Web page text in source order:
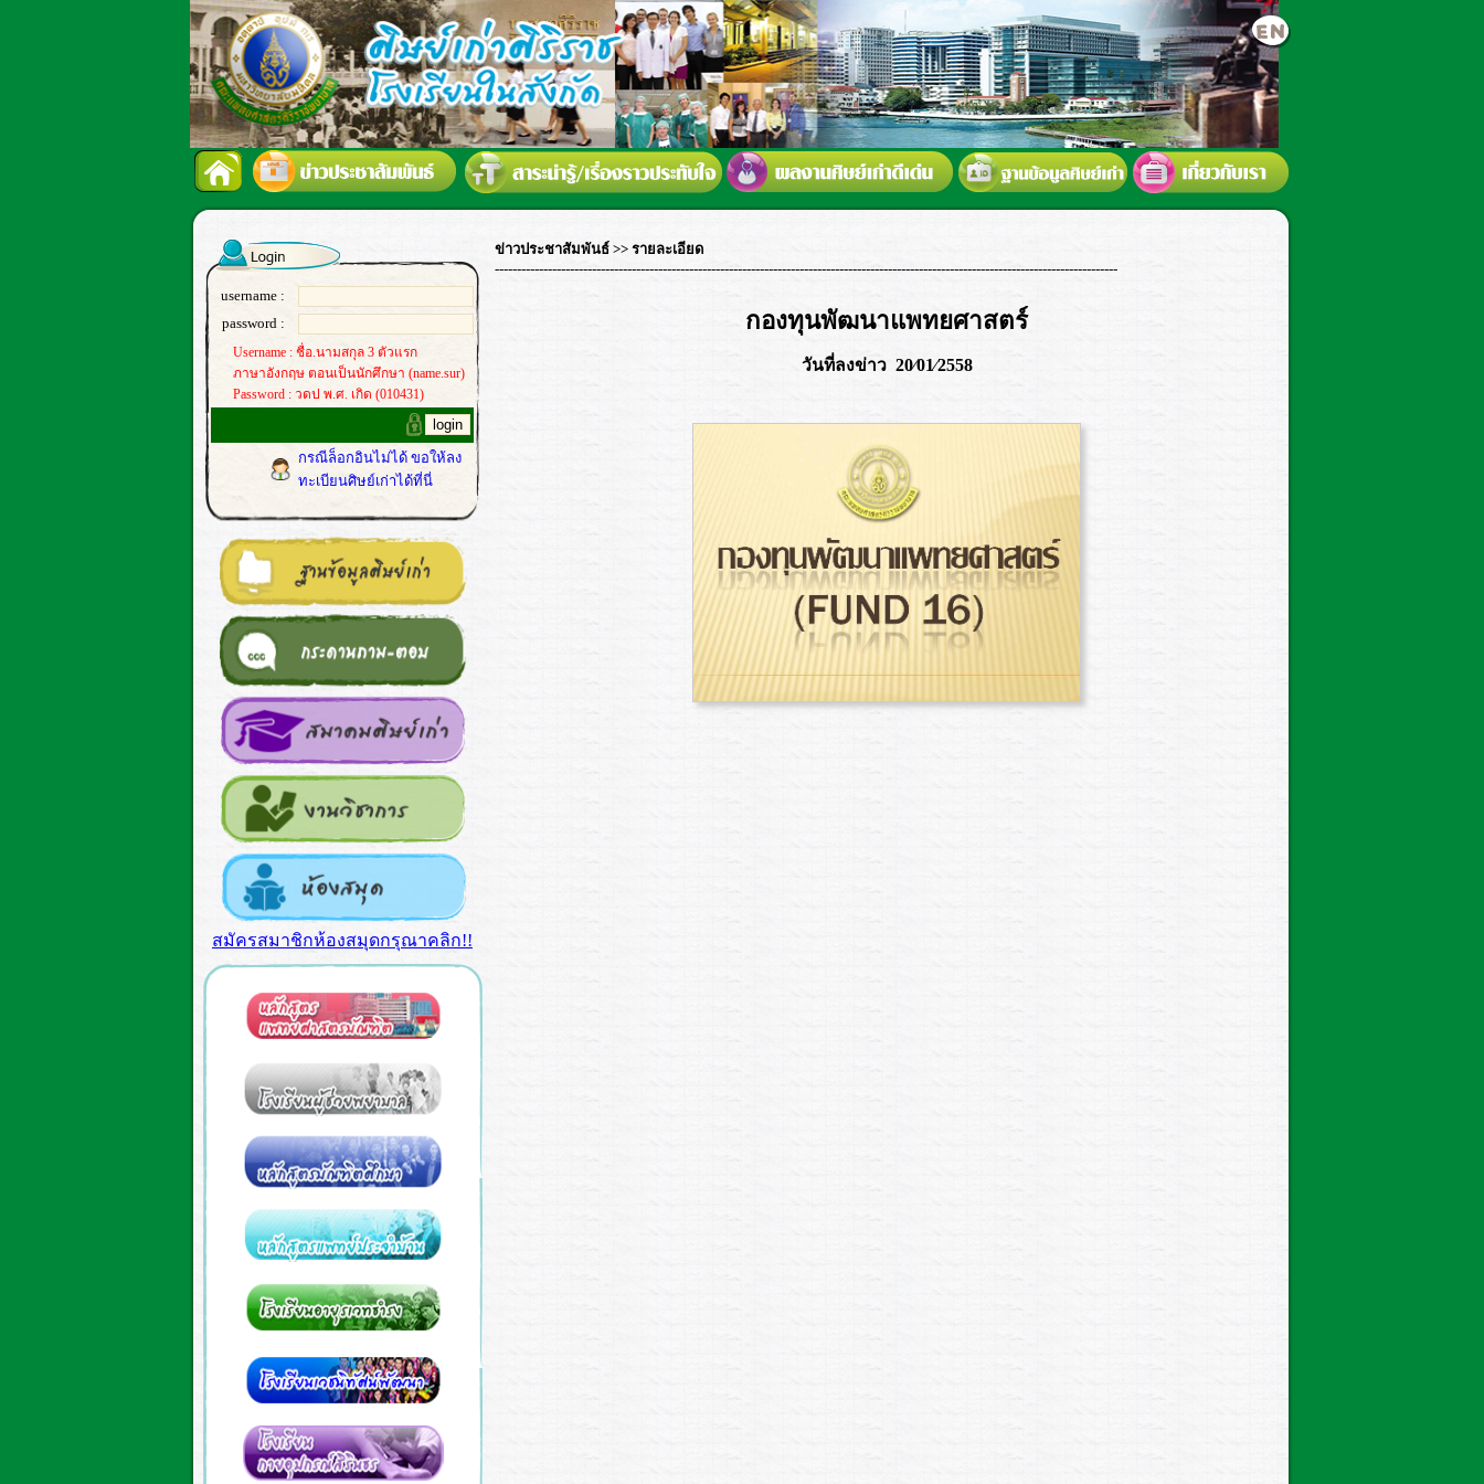
username :
password :
Username : ชื่อ.นามสกุล 3 ตัวแรก
ภาษาอังกฤษ ตอนเป็นนักศึกษา (name.sur)
Password : วดป พ.ศ. เกิด (010431)
กรณีล็อกอินไม่ได้ ขอให้ลง
ทะเบียนศิษย์เก่าได้ที่นี่
สมัครสมาชิกห้องสมุดกรุณาคลิก!!
ข่าวประชาสัมพันธ์ >> รายละเอียด
---------------------------------------------------------------------------------------------------------------------------------------------
กองทุนพัฒนาแพทยศาสตร์
วันที่ลงข่าว 20⁄01⁄2558